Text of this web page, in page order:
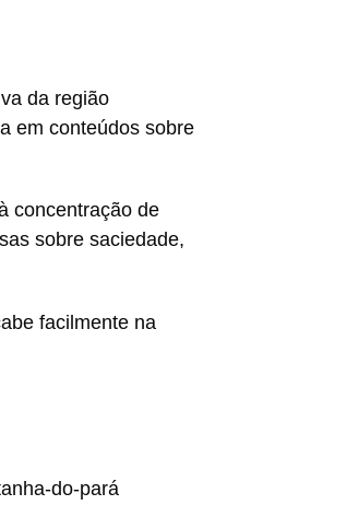
da região
em conteúdos sobre
concentração de
sobre saciedade,
facilmente na
do-pará